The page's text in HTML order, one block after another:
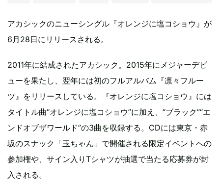
アカシックのニューシングル『オレンジに塩コショウ』が
6月28日にリリースされる。
2011年に結成されたアカシック。2015年にメジャーデビ
ューを果たし、翌年には初のフルアルバム『凛々フルー
ツ』をリリースしている。『オレンジに塩コショウ』には
タイトル曲“オレンジに塩コショウ”に加え、“ブラック”“エ
ンドオブザワールド”の3曲を収録する。CDには東京・赤
坂のスナック「玉ちゃん」で開催される限定イベントへの
参加権や、サイン入りTシャツが抽選で当たる応募券が封
入される。